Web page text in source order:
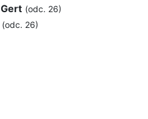
Gert (odc. 26)
(odc. 26)